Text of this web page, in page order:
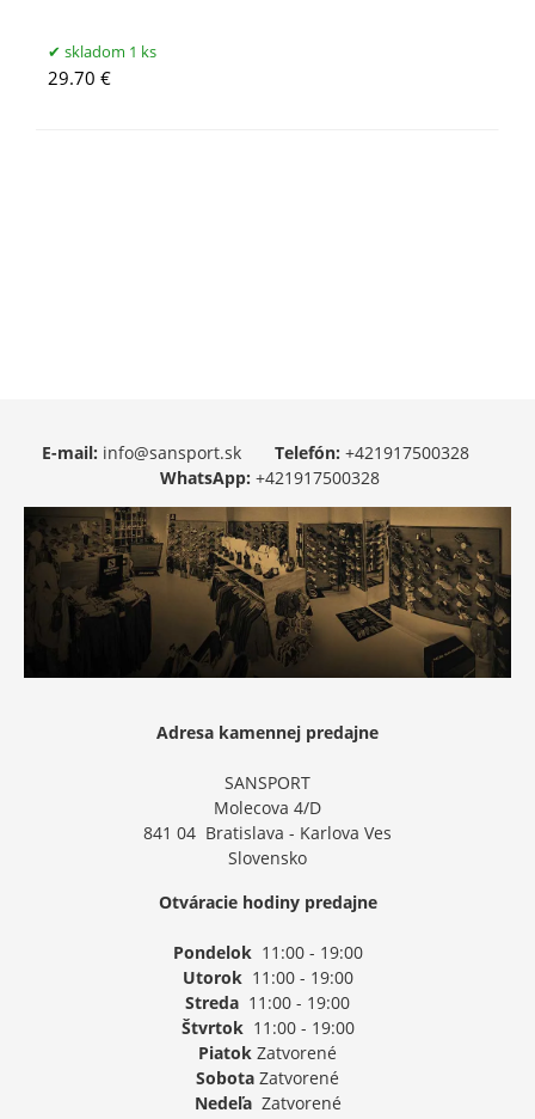
skladom 1 ks
29.70 €
E-mail: info@sansport.sk Telefón: +421917500328
WhatsApp: +421917500328
Adresa kamennej predajne
SANSPORT
Molecova 4/D
841 04 Bratislava - Karlova Ves
Slovensko
Otváracie hodiny predajne
Pondelok11:00 - 19:00
Utorok11:00 - 19:00
Streda 11:00 - 19:00
Štvrtok11:00 - 19:00
Piatok Zatvorené
Sobota Zatvorené
NedeľaZatvorené